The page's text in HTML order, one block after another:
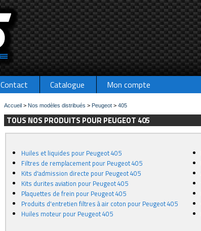
Contact Catalogue Mon compte
Accueil > Nos modèles distribués > Peugeot > 405
TOUS NOS PRODUITS POUR PEUGEOT 405
Huiles et liquides pour Peugeot 405
Filtres de remplacement pour Peugeot 405
Kits d'admission directe pour Peugeot 405
Kits durites aviation pour Peugeot 405
Plaquettes de frein pour Peugeot 405
Produits d'entretien filtres à air coton pour Peugeot 405
Huiles moteur pour Peugeot 405